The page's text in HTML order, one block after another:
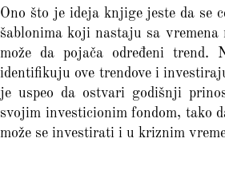
Ono što je ideja knjige jeste da se
šablonima koji nastaju sa
može da pojača određeni
identifikuju ove trendove i
je uspeo da ostvari godišnji
svojim investicionim fondom, tako
može se investirati i u kriznim